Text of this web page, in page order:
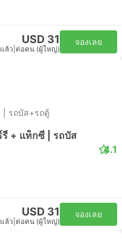
USD 31
ล้ว ต่อคน (ผู้ใหญ่)
จองเลย
| รถบัส+รถตู้
รี่ + แท็กซี่ | รถบัส
4.1
USD 31
ล้ว ต่อคน (ผู้ใหญ่)
จองเลย